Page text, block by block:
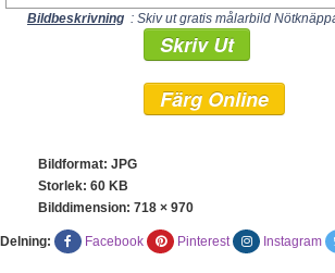
Bildbeskrivning : Skiv ut gratis målarbild
Skriv Ut
Färg Online
Bildformat: JPG
Storlek: 60 KB
Bilddimension: 718 × 970
Delning: Facebook Pinterest Instagram